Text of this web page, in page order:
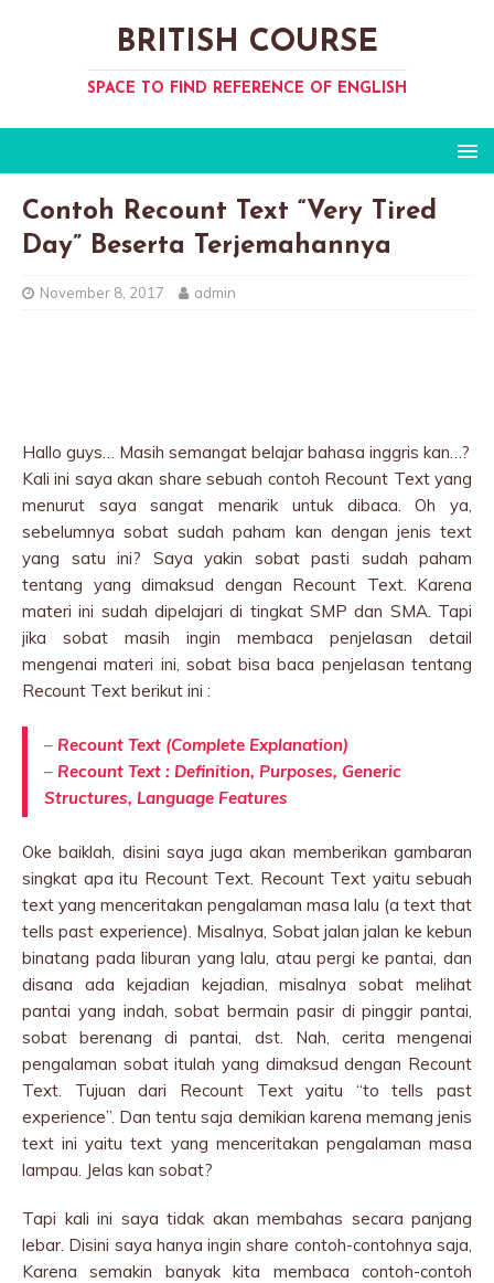
BRITISH COURSE
SPACE TO FIND REFERENCE OF ENGLISH
Contoh Recount Text “Very Tired
Day” Beserta Terjemahannya
November 8, 2017 admin
Hallo guys… Masih semangat belajar bahasa inggris kan…?
Kali ini saya akan share sebuah contoh Recount Text yang
menurut saya sangat menarik untuk dibaca. Oh ya,
sebelumnya sobat sudah paham kan dengan jenis text
yang satu ini? Saya yakin sobat pasti sudah paham
tentang yang dimaksud dengan Recount Text. Karena
materi ini sudah dipelajari di tingkat SMP dan SMA. Tapi
jika sobat masih ingin membaca penjelasan detail
mengenai materi ini, sobat bisa baca penjelasan tentang
Recount Text berikut ini :
– Recount Text (Complete Explanation)
– Recount Text : Definition, Purposes, Generic
Structures, Language Features
Oke baiklah, disini saya juga akan memberikan gambaran
singkat apa itu Recount Text. Recount Text yaitu sebuah
text yang menceritakan pengalaman masa lalu (a text that
tells past experience). Misalnya, Sobat jalan jalan ke kebun
binatang pada liburan yang lalu, atau pergi ke pantai, dan
disana ada kejadian kejadian, misalnya sobat melihat
pantai yang indah, sobat bermain pasir di pinggir pantai,
sobat berenang di pantai, dst. Nah, cerita mengenai
pengalaman sobat itulah yang dimaksud dengan Recount
Text. Tujuan dari Recount Text yaitu “to tells past
experience”. Dan tentu saja demikian karena memang jenis
text ini yaitu text yang menceritakan pengalaman masa
lampau. Jelas kan sobat?
Tapi kali ini saya tidak akan membahas secara panjang
lebar. Disini saya hanya ingin share contoh-contohnya saja,
Karena semakin banyak kita membaca contoh-contoh